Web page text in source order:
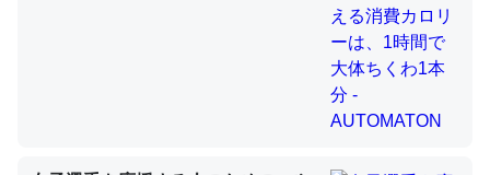
利だから両方が拮抗してるのでは」とあって面白い。海に
いる鋏角類（カブトガニ・ウミグモ）はカルシウムを使わ
ずキチンを強化してる筈だが、酵素が違うのか？
─ニュース :: 【研究発表】昆虫学の大問題＝「昆虫はなぜ海にいな